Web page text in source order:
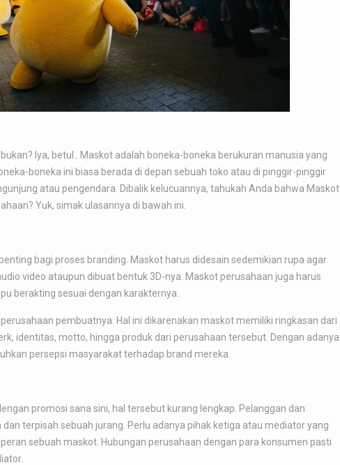
Iya, betul.. Maskot adalah boneka-boneka berukuran manusia yang
boneka ini biasa berada di depan sebuah toko atau di pinggir-pinggir
atau pengendara. Dibalik kelucuannya, tahukah Anda bahwa Maskot
Yuk, simak ulasannya di bawah ini.
bagi proses branding. Maskot harus didesain sedemikian rupa agar
video ataupun dibuat bentuk 3D-nya. Maskot perusahaan juga harus
berakting sesuai dengan karakternya.
pembuatnya. Hal ini dikarenakan maskot memiliki ringkasan dari
identitas, motto, hingga produk dari perusahaan tersebut. Dengan adanya
persepsi masyarakat terhadap brand mereka.
promosi sana sini, hal tersebut kurang lengkap. Pelanggan dan
terpisah sebuah jurang. Perlu adanya pihak ketiga atau mediator yang
sebuah maskot. Hubungan perusahaan dengan para konsumen pasti